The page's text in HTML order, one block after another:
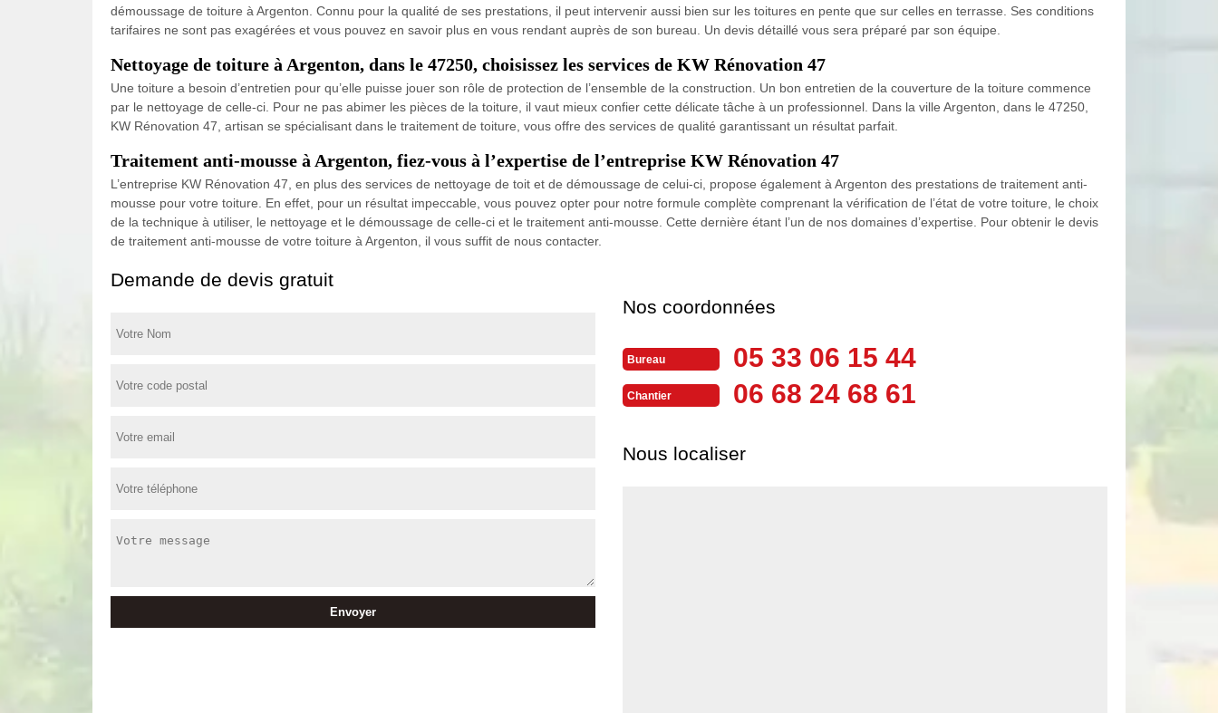
démoussage de toiture à Argenton. Connu pour la qualité de ses prestations, il peut intervenir aussi bien sur les toitures en pente que sur celles en terrasse. Ses conditions
tarifaires ne sont pas exagérées et vous pouvez en savoir plus en vous rendant auprès de son bureau. Un devis détaillé vous sera préparé par son équipe.
Nettoyage de toiture à Argenton, dans le 47250, choisissez les services de KW Rénovation 47
Une toiture a besoin d’entretien pour qu’elle puisse jouer son rôle de protection de l’ensemble de la construction. Un bon entretien de la couverture de la toiture commence
par le nettoyage de celle-ci. Pour ne pas abimer les pièces de la toiture, il vaut mieux confier cette délicate tâche à un professionnel. Dans la ville Argenton, dans le 47250,
KW Rénovation 47, artisan se spécialisant dans le traitement de toiture, vous offre des services de qualité garantissant un résultat parfait.
Traitement anti-mousse à Argenton, fiez-vous à l’expertise de l’entreprise KW Rénovation 47
L’entreprise KW Rénovation 47, en plus des services de nettoyage de toit et de démoussage de celui-ci, propose également à Argenton des prestations de traitement anti-
mousse pour votre toiture. En effet, pour un résultat impeccable, vous pouvez opter pour notre formule complète comprenant la vérification de l’état de votre toiture, le choix
de la technique à utiliser, le nettoyage et le démoussage de celle-ci et le traitement anti-mousse. Cette dernière étant l’un de nos domaines d’expertise. Pour obtenir le devis
de traitement anti-mousse de votre toiture à Argenton, il vous suffit de nous contacter.
Demande de devis gratuit
Nos coordonnées
Bureau 05 33 06 15 44
Chantier 06 68 24 68 61
Nous localiser